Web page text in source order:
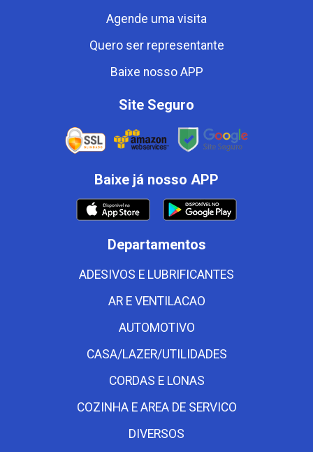
Agende uma visita
Quero ser representante
Baixe nosso APP
Site Seguro
Baixe já nosso APP
Departamentos
ADESIVOS E LUBRIFICANTES
AR E VENTILACAO
AUTOMOTIVO
CASA/LAZER/UTILIDADES
CORDAS E LONAS
COZINHA E AREA DE SERVICO
DIVERSOS